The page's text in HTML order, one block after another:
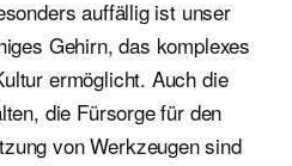
auffällig ist unser
Gehirn, das komplexes
ermöglicht. Auch die
die Fürsorge für den
von Werkzeugen sind